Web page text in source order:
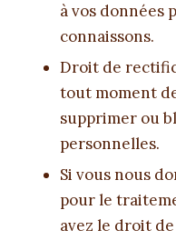
à vos données
connaissons.
Droit de
tout moment
supprimer ou
personnelles.
Si vous nous
pour le
avez le droit